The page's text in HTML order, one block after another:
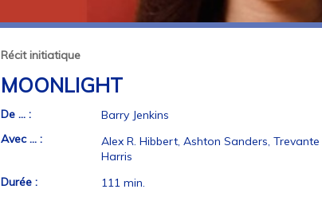
Récit initiatique
MOONLIGHT
De ... :
Barry Jenkins
Avec ... :
Alex R. Hibbert, Ashton Sanders,
Harris
Durée :
111 min.